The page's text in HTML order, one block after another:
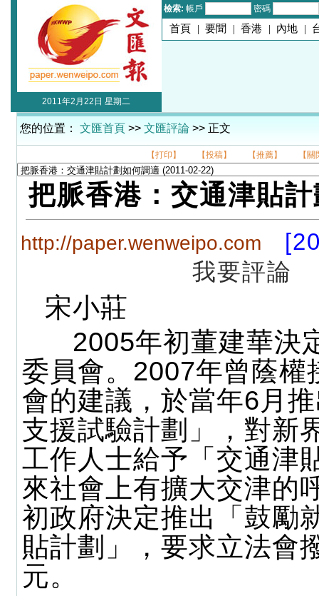
檢索: 帳戶 密碼
首頁 | 要聞 | 香港 | 內地 |
2011年2月22日 星期二
您的位置： 文匯首頁 >> 文匯評論 >> 正文
【打印】 【投稿】 【推薦】 【
把脈香港：交通津貼
http://paper.wenweipo.com
我要評論
宋小莊
2005年初董建華決
委員會。2007年曾蔭權
會的建議，於當年6月
支援試驗計劃」，對新
工作人士給予「交通津
來社會上有擴大交津的
初政府決定推出「鼓勵
貼計劃」，要求立法會
元。